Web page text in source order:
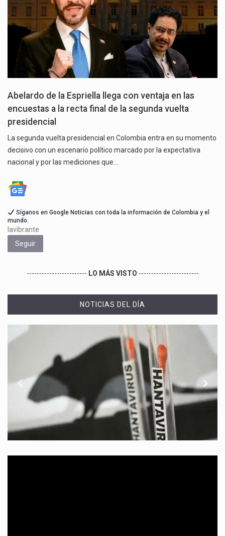
Abelardo de la Espriella llega con ventaja en las
encuestas a la recta final de la segunda vuelta
presidencial
La segunda vuelta presidencial en Colombia entra en su momento
decisivo con un escenario político marcado por la expectativa
nacional y por las mediciones que…
Síganos en Google Noticias con toda la información de Colombia y el
mundo.
lavibrante
Seguir
------------------------ LO MÁS VISTO ------------------------
NOTICIAS DEL DÍA